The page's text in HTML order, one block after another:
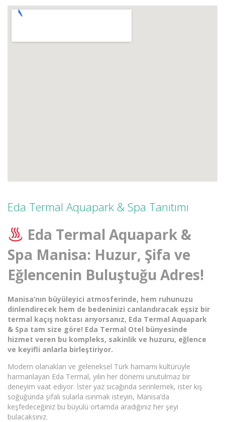
Eda Termal Aquapark & Spa Tanıtımı
Eda Termal Aquapark &
Spa Manisa: Huzur, Şifa ve
Eğlencenin Buluştuğu Adres!
Manisa’nın büyüleyici atmosferinde, hem ruhunuzu
dinlendirecek hem de bedeninizi canlandıracak eşsiz bir
termal kaçış noktası arıyorsanız, Eda Termal Aquapark
& Spa tam size göre! Eda Termal Otel bünyesinde
hizmet veren bu kompleks, sakinlik ve huzuru, eğlence
ve keyifli anlarla birleştiriyor.
Modern olanakları ve geleneksel Türk hamamı kültürüyle
harmanlayan Eda Termal, yılın her dönemi unutulmaz bir
deneyim vaat ediyor. İster yaz sıcağında serinlemek, ister kış
soğuğunda şifalı sularla ısınmak isteyin, Manisa’da
keşfedeceğiniz bu büyülü ortamda aradığınız her şeyi
bulacaksınız.